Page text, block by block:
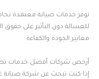
نوفر خدمات صيانة معتمدة
للغسالة دون التأثير على
معايير الجودة والكفاءة.
أرخص شركات أفضل خدمات
إذا كنت تبحث عن شركة صيانة